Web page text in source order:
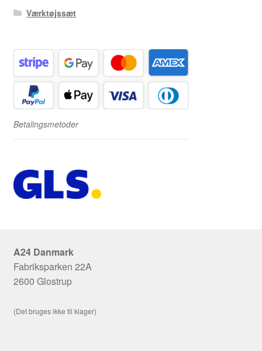
Værktøjssæt
Betalingsmetoder
A24 Danmark
Fabriksparken 22A
2600 Glostrup
(Det bruges ikke til klager)